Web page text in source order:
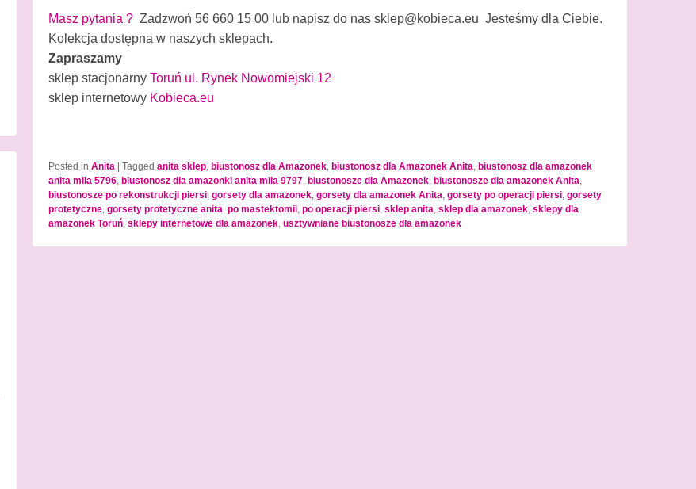
Masz pytania ? Zadzwoń 56 660 15 00 lub napisz do nas sklep@kobieca.eu Jesteśmy dla Ciebie.
Kolekcja dostępna w naszych sklepach.
Zapraszamy
sklep stacjonarny Toruń ul. Rynek Nowomiejski 12
sklep internetowy Kobieca.eu
Posted in Anita Tagged anita sklep, biustonosz dla Amazonek, biustonosz dla Amazonek Anita, biustonosz dla amazonek
anita mila 5796, biustonosz dla amazonki anita mila 9797, biustonosze dla Amazonek, biustonosze dla amazonek Anita,
biustonosze po rekonstrukcji piersi, gorsety dla amazonek, gorsety dla amazonek Anita, gorsety po operacji piersi, gorsety
protetyczne, gorsety protetyczne anita, po mastektomii, po operacji piersi, sklep anita, sklep dla amazonek, sklepy dla
amazonek Toruń, sklepy internetowe dla amazonek, usztywniane biustonosze dla amazonek